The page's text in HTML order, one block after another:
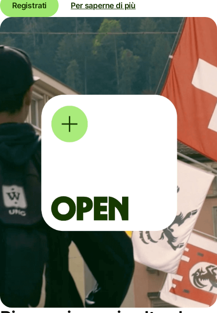
Registrati Per saperne di più